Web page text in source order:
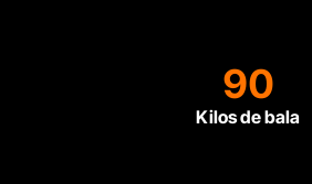
90
Kilos de bala